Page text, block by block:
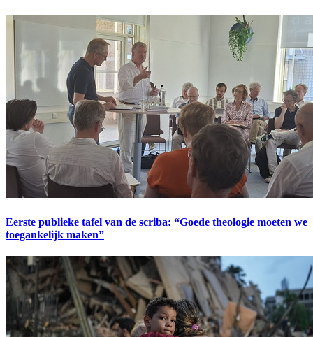
Eerste publieke tafel van de scriba: “Goede theologie moeten we
toegankelijk maken”